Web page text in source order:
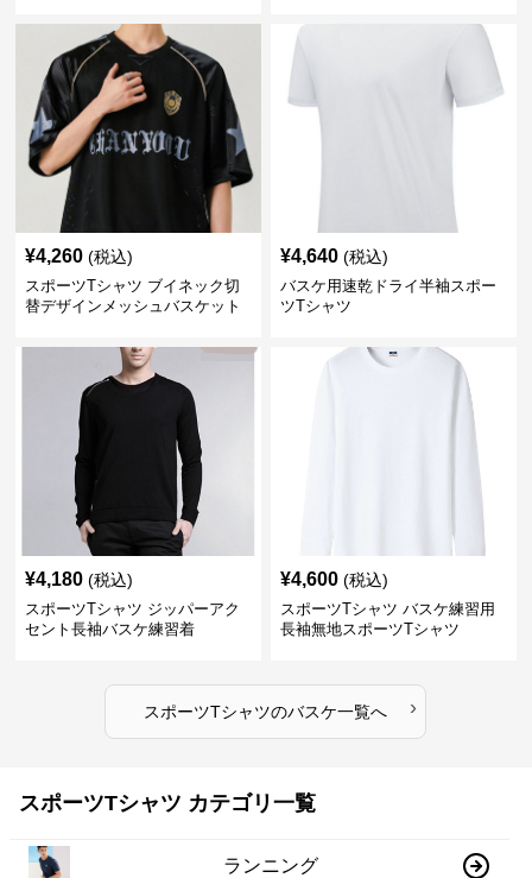
¥4,260 (税込)
スポーツTシャツ ブイネック切
替デザインメッシュバスケット
¥4,640 (税込)
バスケ用速乾ドライ半袖スポー
ツTシャツ
¥4,180 (税込)
スポーツTシャツ ジッパーアク
セント長袖バスケ練習着
¥4,600 (税込)
スポーツTシャツ バスケ練習用
長袖無地スポーツTシャツ
スポーツTシャツのバスケ一覧へ ›
スポーツTシャツ カテゴリ一覧
ランニング